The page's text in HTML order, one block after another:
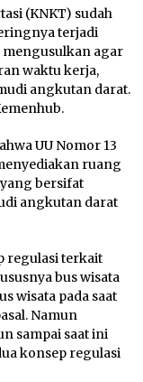
(KNKT) sudah
terjadi
mengusulkan agar
waktu kerja,
angkutan darat.
UU Nomor 13
ruang
bersifat
angkutan darat
regulasi terkait
bus wisata
wisata pada saat
Namun
sampai saat ini
konsep regulasi